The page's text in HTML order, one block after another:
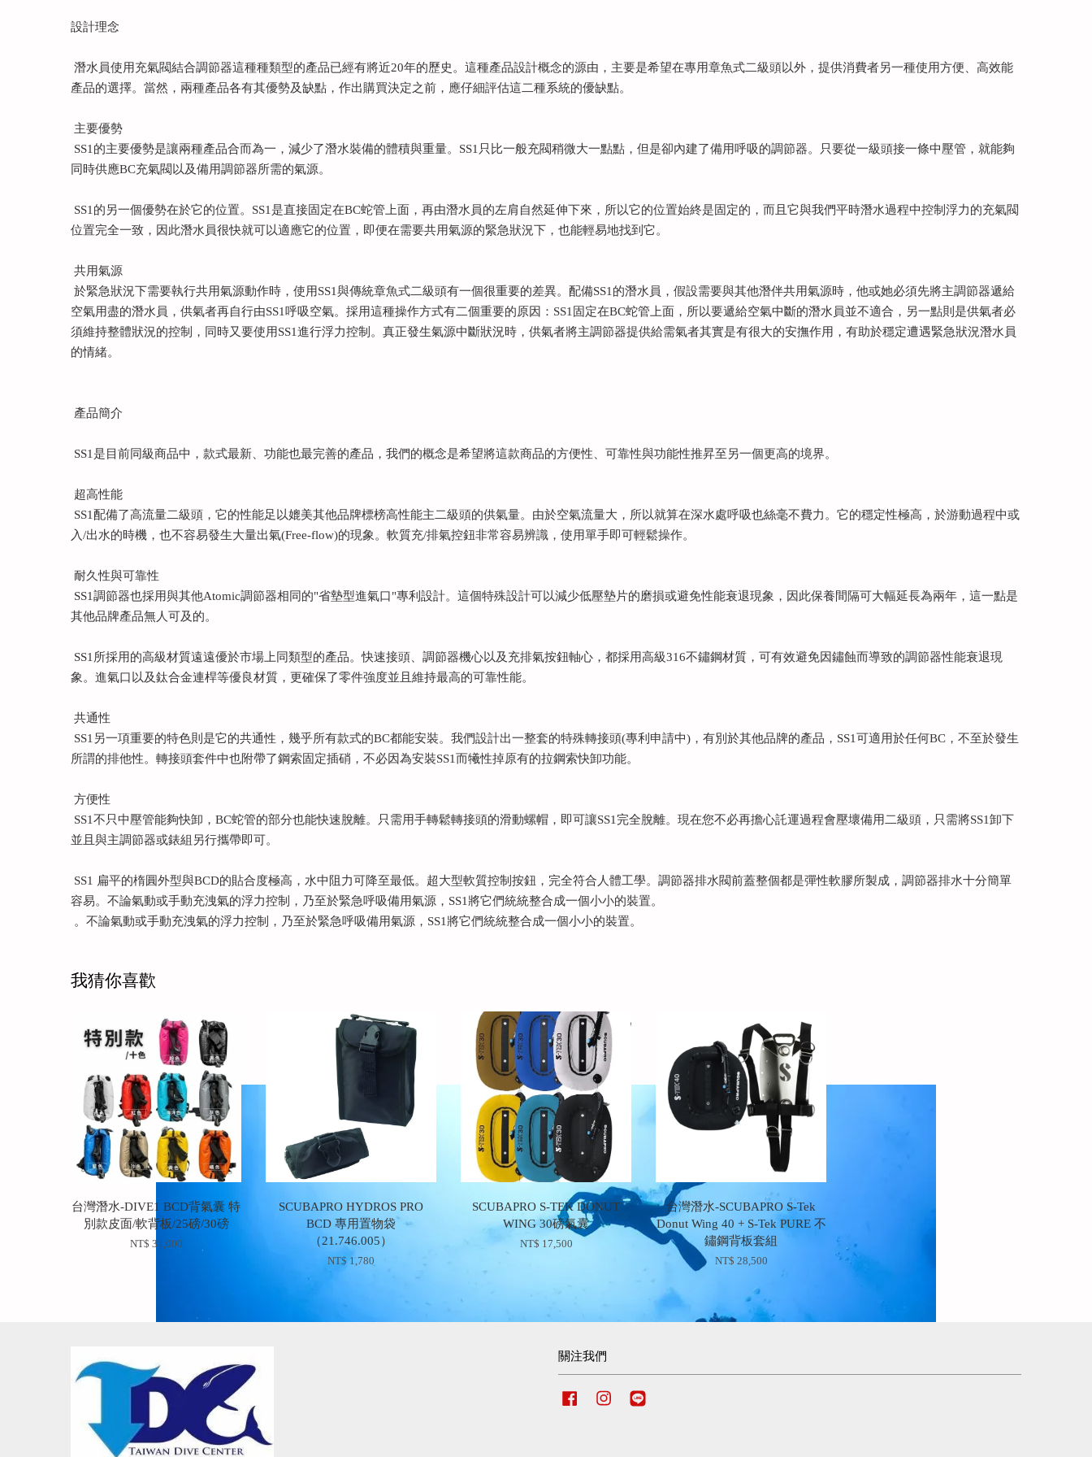
設計理念
潛水員使用充氣閥結合調節器這種種類型的產品已經有將近20年的歷史。這種產品設計概念的源由，主要是希望在專用章魚式二級頭以外，提供消費者另一種使用方便、高效能
產品的選擇。當然，兩種產品各有其優勢及缺點，作出購買決定之前，應仔細評估這二種系統的優缺點。
主要優勢
SS1的主要優勢是讓兩種產品合而為一，減少了潛水裝備的體積與重量。SS1只比一般充閥稍微大一點點，但是卻內建了備用呼吸的調節器。只要從一級頭接一條中壓管，就能夠
同時供應BC充氣閥以及備用調節器所需的氣源。
SS1的另一個優勢在於它的位置。SS1是直接固定在BC蛇管上面，再由潛水員的左肩自然延伸下來，所以它的位置始終是固定的，而且它與我們平時潛水過程中控制浮力的充氣閥
位置完全一致，因此潛水員很快就可以適應它的位置，即便在需要共用氣源的緊急狀況下，也能輕易地找到它。
共用氣源
於緊急狀況下需要執行共用氣源動作時，使用SS1與傳統章魚式二級頭有一個很重要的差異。配備SS1的潛水員，假設需要與其他潛伴共用氣源時，他或她必須先將主調節器遞給
空氣用盡的潛水員，供氣者再自行由SS1呼吸空氣。採用這種操作方式有二個重要的原因：SS1固定在BC蛇管上面，所以要遞給空氣中斷的潛水員並不適合，另一點則是供氣者必
須維持整體狀況的控制，同時又要使用SS1進行浮力控制。真正發生氣源中斷狀況時，供氣者將主調節器提供給需氣者其實是有很大的安撫作用，有助於穩定遭遇緊急狀況潛水員
的情緒。
產品簡介
SS1是目前同級商品中，款式最新、功能也最完善的產品，我們的概念是希望將這款商品的方便性、可靠性與功能性推昇至另一個更高的境界。
超高性能
SS1配備了高流量二級頭，它的性能足以媲美其他品牌標榜高性能主二級頭的供氣量。由於空氣流量大，所以就算在深水處呼吸也絲毫不費力。它的穩定性極高，於游動過程中或
入/出水的時機，也不容易發生大量出氣(Free-flow)的現象。軟質充/排氣控鈕非常容易辨識，使用單手即可輕鬆操作。
耐久性與可靠性
SS1調節器也採用與其他Atomic調節器相同的"省墊型進氣口"專利設計。這個特殊設計可以減少低壓墊片的磨損或避免性能衰退現象，因此保養間隔可大幅延長為兩年，這一點是
其他品牌產品無人可及的。
SS1所採用的高級材質遠遠優於市場上同類型的產品。快速接頭、調節器機心以及充排氣按鈕軸心，都採用高級316不鏽鋼材質，可有效避免因鏽蝕而導致的調節器性能衰退現
象。進氣口以及鈦合金連桿等優良材質，更確保了零件強度並且維持最高的可靠性能。
共通性
SS1另一項重要的特色則是它的共通性，幾乎所有款式的BC都能安裝。我們設計出一整套的特殊轉接頭(專利申請中)，有別於其他品牌的產品，SS1可適用於任何BC，不至於發生
所謂的排他性。轉接頭套件中也附帶了鋼索固定插硝，不必因為安裝SS1而犧性掉原有的拉鋼索快卸功能。
方便性
SS1不只中壓管能夠快卸，BC蛇管的部分也能快速脫離。只需用手轉鬆轉接頭的滑動螺帽，即可讓SS1完全脫離。現在您不必再擔心託運過程會壓壞備用二級頭，只需將SS1卸下
並且與主調節器或錶組另行攜帶即可。
SS1 扁平的楕圓外型與BCD的貼合度極高，水中阻力可降至最低。超大型軟質控制按鈕，完全符合人體工學。調節器排水閥前蓋整個都是彈性軟膠所製成，調節器排水十分簡單
容易。不論氣動或手動充洩氣的浮力控制，乃至於緊急呼吸備用氣源，SS1將它們統統整合成一個小小的裝置。
。不論氣動或手動充洩氣的浮力控制，乃至於緊急呼吸備用氣源，SS1將它們統統整合成一個小小的裝置。
我猜你喜歡
台灣潛水-DIVE1 BCD背氣囊 特
別款皮面/軟背板/25磅/30磅
NT$ 31,000
SCUBAPRO HYDROS PRO
BCD 專用置物袋
（21.746.005）
NT$ 1,780
SCUBAPRO S-TEK DONUT
WING 30磅氣囊
NT$ 17,500
台灣潛水-SCUBAPRO S-Tek
Donut Wing 40 + S-Tek PURE 不
鏽鋼背板套組
NT$ 28,500
關注我們
Facebook Instagram